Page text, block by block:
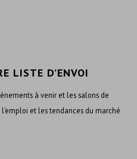
LISTE D’ENVOI
à venir et les salons de
et les tendances du marché